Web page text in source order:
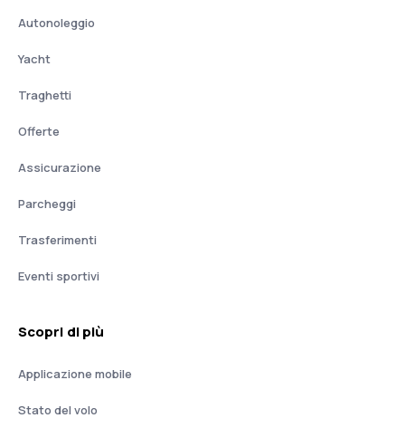
Autonoleggio
Yacht
Traghetti
Offerte
Assicurazione
Parcheggi
Trasferimenti
Eventi sportivi
Scopri di più
Applicazione mobile
Stato del volo